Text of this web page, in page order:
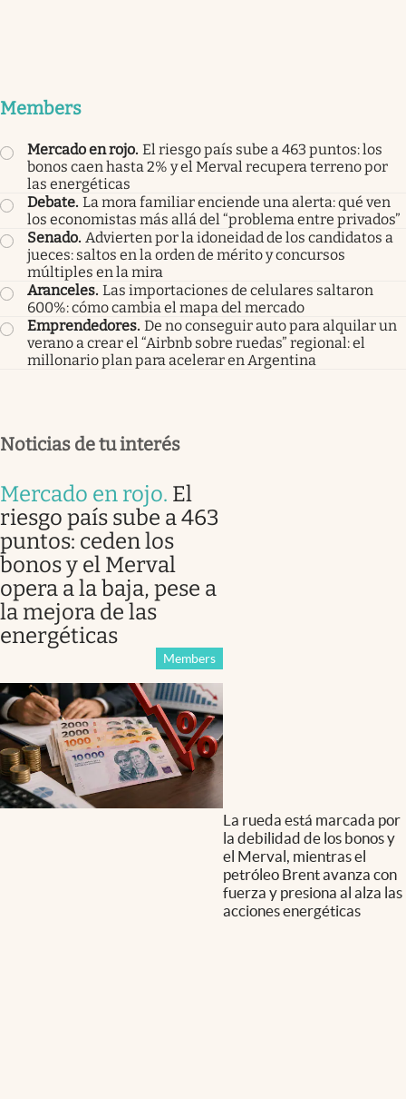
Members
Mercado en rojo. El riesgo país sube a 463 puntos: los
bonos caen hasta 2% y el Merval recupera terreno por
las energéticas
Debate. La mora familiar enciende una alerta: qué ven
los economistas más allá del “problema entre privados”
Senado. Advierten por la idoneidad de los candidatos a
jueces: saltos en la orden de mérito y concursos
múltiples en la mira
Aranceles. Las importaciones de celulares saltaron
600%: cómo cambia el mapa del mercado
Emprendedores. De no conseguir auto para alquilar un
verano a crear el “Airbnb sobre ruedas” regional: el
millonario plan para acelerar en Argentina
Noticias de tu interés
Mercado en rojo. El
riesgo país sube a 463
puntos: ceden los
bonos y el Merval
opera a la baja, pese a
la mejora de las
energéticas
Members
La rueda está marcada por
la debilidad de los bonos y
el Merval, mientras el
petróleo Brent avanza con
fuerza y presiona al alza las
acciones energéticas